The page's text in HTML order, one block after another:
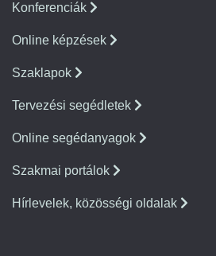
Konferenciák
Online képzések
Szaklapok
Tervezési segédletek
Online segédanyagok
Szakmai portálok
Hírlevelek, közösségi oldalak